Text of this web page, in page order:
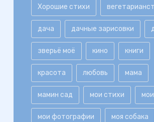
Хорошие стихи
дача дачные зарисовки
зверьё моё кино книги
красота любовь мама
мамин сад мои стихи
мои фотографии моя собака